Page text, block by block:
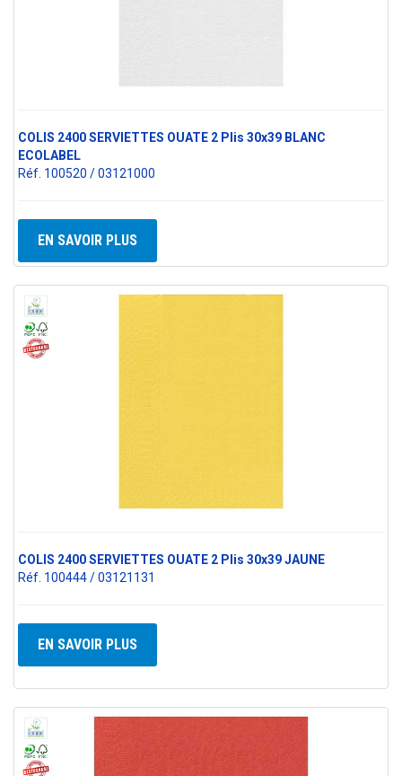
COLIS 2400 SERVIETTES OUATE 2 Plis 30x39 BLANC
ECOLABEL
Réf. 100520 / 03121000
EN SAVOIR PLUS
COLIS 2400 SERVIETTES OUATE 2 Plis 30x39 JAUNE
Réf. 100444 / 03121131
EN SAVOIR PLUS